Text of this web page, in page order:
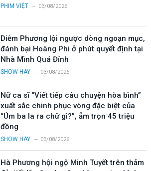
PHIM VIỆT 03/08/2026
Diễm Phương lội ngược dòng ngoạn mục,
đánh bại Hoàng Phi ở phút quyết định tại
Nhà Mình Quá Đỉnh
SHOW HAY 03/08/2026
Nữ ca sĩ “Viết tiếp câu chuyện hòa bình”
xuất sắc chinh phục vòng đặc biệt của
“Úm ba la ra chữ gì?”, ẵm trọn 45 triệu
đồng
SHOW HAY 03/08/2026
Hà Phương hội ngộ Minh Tuyết trên thảm